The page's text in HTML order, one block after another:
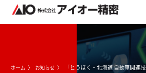
ホーム お知らせ 「とうほく・北海道 自動車関連